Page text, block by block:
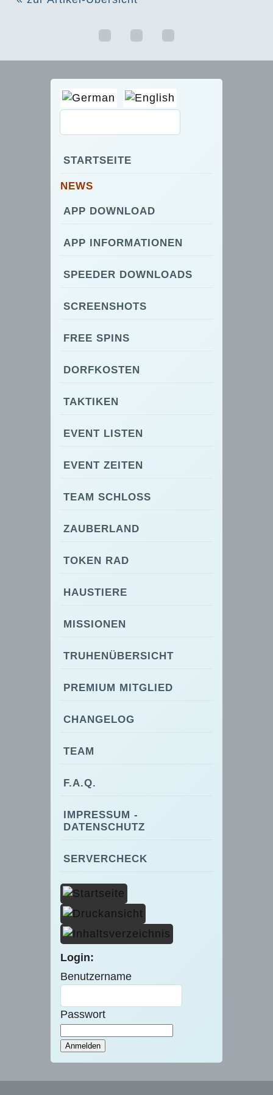
STARTSEITE
NEWS
APP DOWNLOAD
APP INFORMATIONEN
SPEEDER DOWNLOADS
SCREENSHOTS
FREE SPINS
DORFKOSTEN
TAKTIKEN
EVENT LISTEN
EVENT ZEITEN
TEAM SCHLOSS
ZAUBERLAND
TOKEN RAD
HAUSTIERE
MISSIONEN
TRUHENÜBERSICHT
PREMIUM MITGLIED
CHANGELOG
TEAM
F.A.Q.
IMPRESSUM -
DATENSCHUTZ
SERVERCHECK
Login:
Benutzername
Passwort